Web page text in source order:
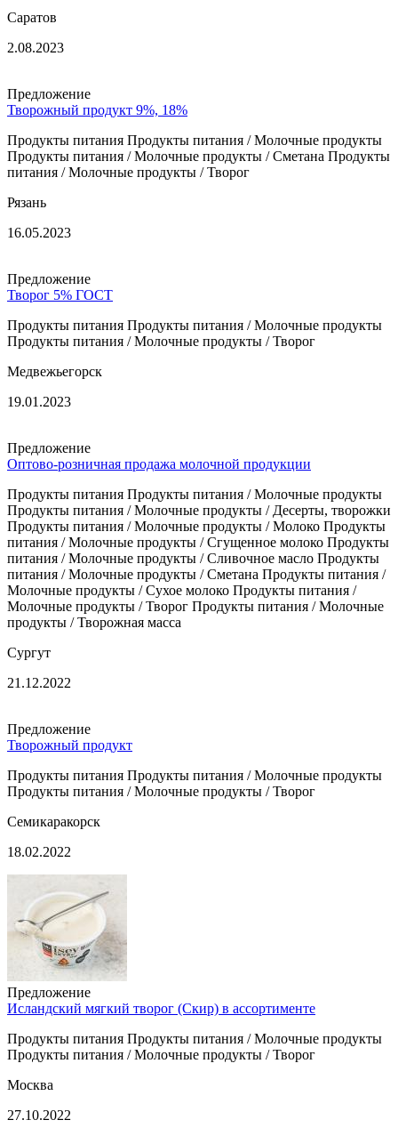
Саратов
2.08.2023
Предложение
Творожный продукт 9%, 18%
Продукты питания Продукты питания / Молочные продукты
Продукты питания / Молочные продукты / Сметана Продукты
питания / Молочные продукты / Творог
Рязань
16.05.2023
Предложение
Творог 5% ГОСТ
Продукты питания Продукты питания / Молочные продукты
Продукты питания / Молочные продукты / Творог
Медвежьегорск
19.01.2023
Предложение
Оптово-розничная продажа молочной продукции
Продукты питания Продукты питания / Молочные продукты
Продукты питания / Молочные продукты / Десерты, творожки
Продукты питания / Молочные продукты / Молоко Продукты
питания / Молочные продукты / Сгущенное молоко Продукты
питания / Молочные продукты / Сливочное масло Продукты
питания / Молочные продукты / Сметана Продукты питания /
Молочные продукты / Сухое молоко Продукты питания /
Молочные продукты / Творог Продукты питания / Молочные
продукты / Творожная масса
Сургут
21.12.2022
Предложение
Творожный продукт
Продукты питания Продукты питания / Молочные продукты
Продукты питания / Молочные продукты / Творог
Семикаракорск
18.02.2022
Предложение
Исландский мягкий творог (Скир) в ассортименте
Продукты питания Продукты питания / Молочные продукты
Продукты питания / Молочные продукты / Творог
Москва
27.10.2022